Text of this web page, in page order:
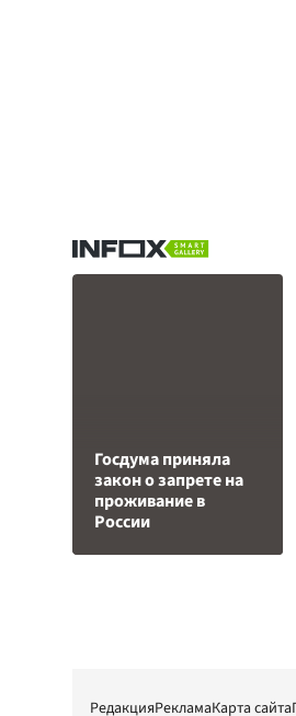
Госдума приняла
закон о запрете на
проживание в
России
РедакцияРекламаКарта сайта